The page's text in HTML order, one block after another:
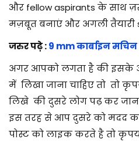
और fellow aspirants के साथ
मज़बूत बनाएं और अगली तैयारी
जरुर पढ़े :9 mm कार्बाइन
अगर आपको लगता है की इसके
में लिखा जाना चाहिए तो तो
लिखे की दुसरे लोग पढ़ कर
इस तरह से आप दुसरे को मदद
पोस्ट को लाइक करते है तो